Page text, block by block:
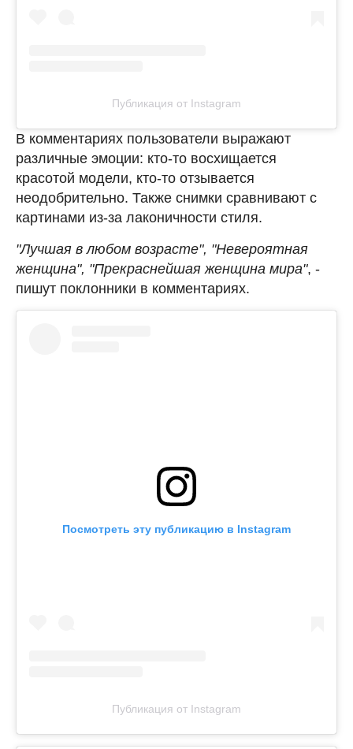
Публикация от Instagram
В комментариях пользователи выражают
различные эмоции: кто-то восхищается
красотой модели, кто-то отзывается
неодобрительно. Также снимки сравнивают с
картинами из-за лаконичности стиля.
"Лучшая в любом возрасте", "Невероятная
женщина", "Прекраснейшая женщина мира", -
пишут поклонники в комментариях.
Посмотреть эту публикацию в Instagram
Публикация от Instagram